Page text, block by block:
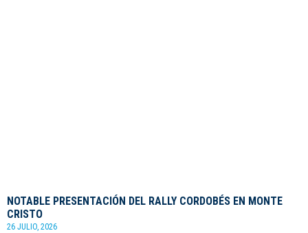
NOTABLE PRESENTACIÓN DEL RALLY CORDOBÉS EN MONTE
CRISTO
26 JULIO, 2026